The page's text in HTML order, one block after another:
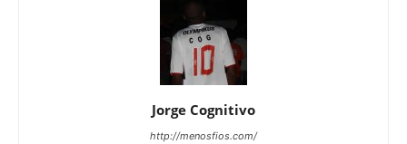
Jorge Cognitivo
http://menosfios.com/